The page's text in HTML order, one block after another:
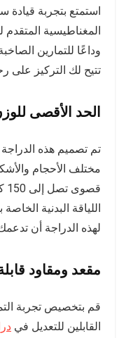
استمتع بتجربة قيادة
المغناطيسية المتقدم
وداعًا للتمارين
تتيح لك التركيز على
الحد الأقصى للوزن 150
تم تصميم هذه
مختلف الأحجام
اللياقة البدنية
لهذه الدراجة أن
مقعد ومقاود
قم بتخصيص تجربة
القابلين للتعديل في